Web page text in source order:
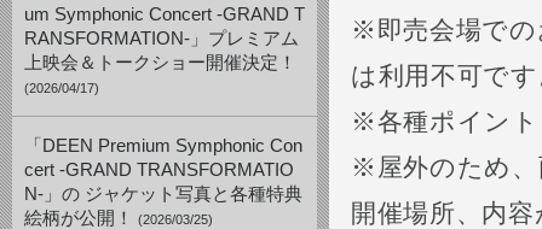
um Symphonic Concert -GRAND T
RANSFORMATION-」プレミアム
上映会＆トークショー開催決定！
(2026/04/17)
「DEEN Premium Symphonic Con
cert -GRAND TRANSFORMATIO
N-」の ジャケット写真と各種特典
絵柄が公開！
(2026/03/25)
※即売会場で
は利用不可で
※各種ポイント
※屋外のため、
開催場所、内